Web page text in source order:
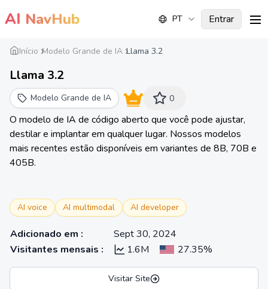
AI NavHub PT Entrar
Início Modelo Grande de IA Llama 3.2
Llama 3.2
Modelo Grande de IA 0
O modelo de IA de código aberto que você pode ajustar,
destilar e implantar em qualquer lugar. Nossos modelos
mais recentes estão disponíveis em variantes de 8B, 70B e
405B.
AI voice AI multimodal AI developer
Adicionado em :
Sept 30, 2024
Visitantes mensais : 1.6M 27.35%
Visitar Site